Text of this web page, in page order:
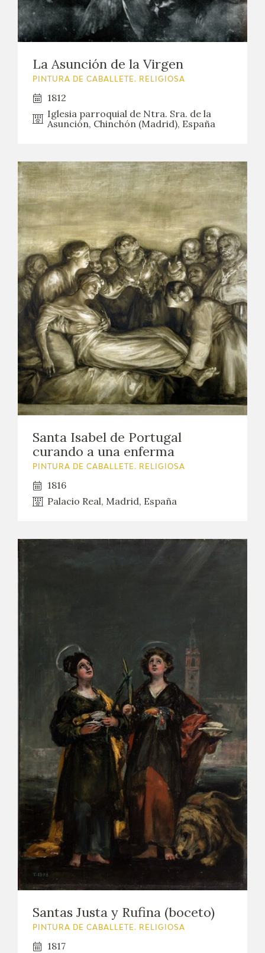
TIENDA ONLINE
CEDEA
RECURSOS EDUCATIVOS
La Asunción de la Virgen
PINTURA DE CABALLETE. RELIGIOSA
1812
Iglesia parroquial de Ntra. Sra. de la
Asunción, Chinchón (Madrid), España
Santa Isabel de Portugal
curando a una enferma
PINTURA DE CABALLETE. RELIGIOSA
1816
Palacio Real, Madrid, España
Santas Justa y Rufina (boceto)
PINTURA DE CABALLETE. RELIGIOSA
1817